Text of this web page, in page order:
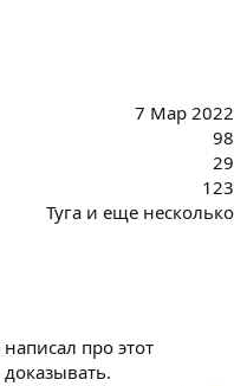
7 Мар 2022
98
29
123
Туга и еще несколько
про этот